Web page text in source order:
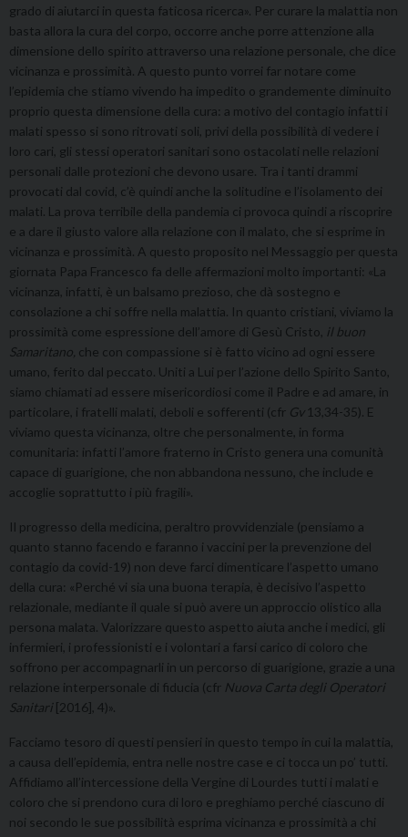
grado di aiutarci in questa faticosa ricerca». Per curare la malattia non
basta allora la cura del corpo, occorre anche porre attenzione alla
dimensione dello spirito attraverso una relazione personale, che dice
vicinanza e prossimità. A questo punto vorrei far notare come
l’epidemia che stiamo vivendo ha impedito o grandemente diminuito
proprio questa dimensione della cura: a motivo del contagio infatti i
malati spesso si sono ritrovati soli, privi della possibilità di vedere i
loro cari, gli stessi operatori sanitari sono ostacolati nelle relazioni
personali dalle protezioni che devono usare. Tra i tanti drammi
provocati dal covid, c’è quindi anche la solitudine e l’isolamento dei
malati. La prova terribile della pandemia ci provoca quindi a riscoprire
e a dare il giusto valore alla relazione con il malato, che si esprime in
vicinanza e prossimità. A questo proposito nel Messaggio per questa
giornata Papa Francesco fa delle affermazioni molto importanti: «La
vicinanza, infatti, è un balsamo prezioso, che dà sostegno e
consolazione a chi soffre nella malattia. In quanto cristiani, viviamo la
prossimità come espressione dell’amore di Gesù Cristo, il buon
Samaritano, che con compassione si è fatto vicino ad ogni essere
umano, ferito dal peccato. Uniti a Lui per l’azione dello Spirito Santo,
siamo chiamati ad essere misericordiosi come il Padre e ad amare, in
particolare, i fratelli malati, deboli e sofferenti (cfr Gv 13,34-35). E
viviamo questa vicinanza, oltre che personalmente, in forma
comunitaria: infatti l’amore fraterno in Cristo genera una comunità
capace di guarigione, che non abbandona nessuno, che include e
accoglie soprattutto i più fragili».
Il progresso della medicina, peraltro provvidenziale (pensiamo a
quanto stanno facendo e faranno i vaccini per la prevenzione del
contagio da covid-19) non deve farci dimenticare l’aspetto umano
della cura: «Perché vi sia una buona terapia, è decisivo l’aspetto
relazionale, mediante il quale si può avere un approccio olistico alla
persona malata. Valorizzare questo aspetto aiuta anche i medici, gli
infermieri, i professionisti e i volontari a farsi carico di coloro che
soffrono per accompagnarli in un percorso di guarigione, grazie a una
relazione interpersonale di fiducia (cfr Nuova Carta degli Operatori
Sanitari[2016], 4)».
Facciamo tesoro di questi pensieri in questo tempo in cui la malattia,
a causa dell’epidemia, entra nelle nostre case e ci tocca un po’ tutti.
Affidiamo all’intercessione della Vergine di Lourdes tutti i malati e
coloro che si prendono cura di loro e preghiamo perché ciascuno di
noi secondo le sue possibilità esprima vicinanza e prossimità a chi